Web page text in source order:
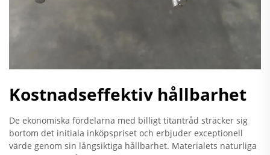
Kostnadseffektiv hållbarhet
De ekonomiska fördelarna med billigt titantråd sträcker sig
bortom det initiala inköpspriset och erbjuder exceptionell
värde genom sin långsiktiga hållbarhet. Materialets naturliga